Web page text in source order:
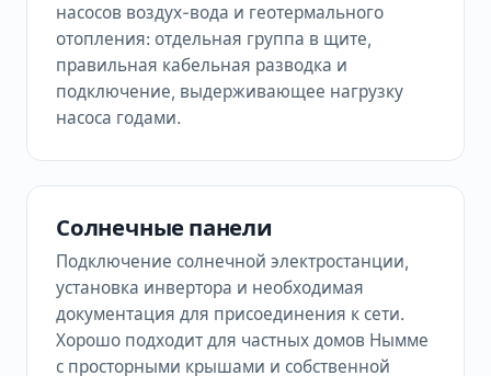
насосов воздух-вода и геотермального
отопления: отдельная группа в щите,
правильная кабельная разводка и
подключение, выдерживающее нагрузку
насоса годами.
Солнечные панели
Подключение солнечной электростанции,
установка инвертора и необходимая
документация для присоединения к сети.
Хорошо подходит для частных домов Нымме
с просторными крышами и собственной